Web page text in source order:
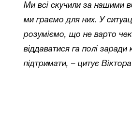
Ми всі скучили за нашими
ми граємо для них. У
розуміємо, що не варто
віддаватися га полі
підтримати, – цитує